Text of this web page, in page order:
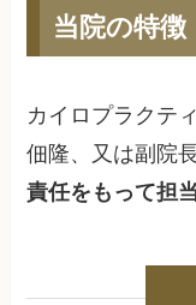
当院の特徴
カイロプラクテ
佃隆、又は副院
責任をもって担